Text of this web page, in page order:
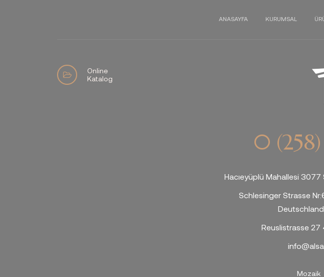
ANASAYFA KURUMSAL
Online
Katalog
0
Hacıeyüplü Mahallesi
Schlesinger Strasse
Reuslistrasse
Mozaik